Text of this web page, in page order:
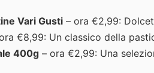
Vari Gusti – ora €2,99:
€8,99: Un classico della
400g – ora €2,99: Una